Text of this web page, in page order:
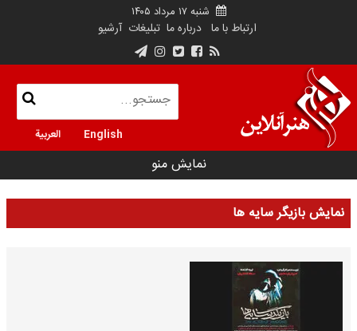
شنبه ۱۷ مرداد ۱۴۰۵
ارتباط با ما درباره ما تبلیغات آرشیو
English العربية
نمایش منو
نمایش بازیگر سایه ها